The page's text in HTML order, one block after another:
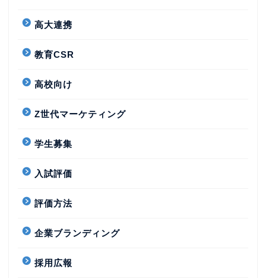
高大連携
教育CSR
高校向け
Z世代マーケティング
学生募集
入試評価
評価方法
企業ブランディング
採用広報